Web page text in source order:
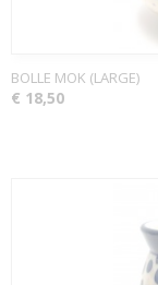
BOLLE MOK (LARGE)
€ 18,50